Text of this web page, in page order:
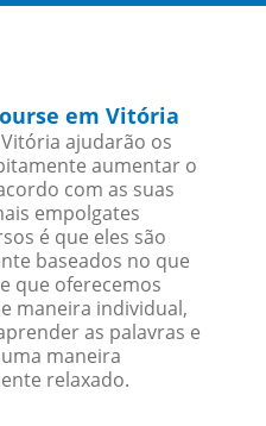
em Vitória
ajudarão os
aumentar o
com as suas
empolgates
é que eles são
baseados no que
que oferecemos
maneira individual,
as palavras e
maneira
relaxado.